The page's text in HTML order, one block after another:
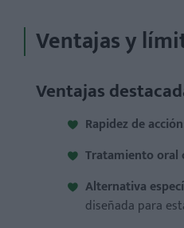
Ventajas y
Ventajas
Rapidez de acción
Tratamiento oral
Alternativa
diseñada para